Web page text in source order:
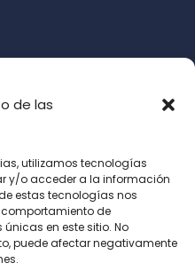
de las
utilizamos tecnologías
y/o acceder a la información
estas tecnologías nos
de
en este sitio. No
puede afectar negativamente
de uso (LOPD)